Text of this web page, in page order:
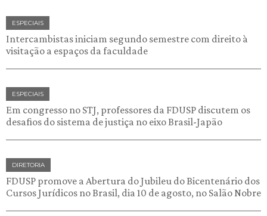
ESPECIAIS
Intercambistas iniciam segundo semestre com direito à
visitação a espaços da faculdade
ESPECIAIS
Em congresso no STJ, professores da FDUSP discutem os
desafios do sistema de justiça no eixo Brasil-Japão
DIRETORIA
FDUSP promove a Abertura do Jubileu do Bicentenário dos
Cursos Jurídicos no Brasil, dia 10 de agosto, no Salão Nobre